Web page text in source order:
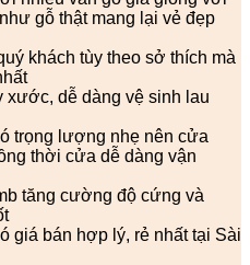
gỗ thật mang lại vẻ đẹp
khách tùy theo sở thích mà
xước, dễ dàng vệ sinh lau
trọng lượng nhẹ nên cửa
thời cửa dễ dàng vận
tăng cường độ cứng và
giá bán hợp lý, rẻ nhất tại Sài